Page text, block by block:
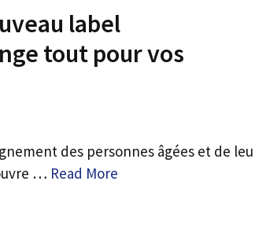
label
tout pour vos
des personnes âgées et de
… Read More